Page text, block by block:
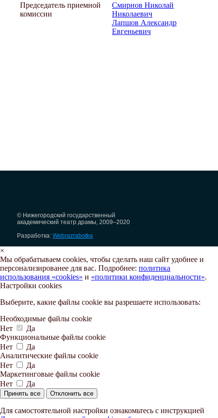
Председатель приемной
комиссии
Смирнов Николай
Николаевич
Лапшов Александр
Евгеньевич
© Нижегородский государственный
академический театр драмы, 2009–2020
Разработка: Webrazrabotka
×
Мы обрабатываем cookies, чтобы сделать наш сайт удобнее и
персонализированее для вас. Подробнее: политика
использования «cookies» и «политики конфиденциальности».
Настройки cookies
Выберите, какие файлы cookie вы разрешаете использовать:
Необходимые файлы cookie
Нет
Да
Функциональные файлы cookie
Нет
Да
Аналитические файлы cookie
Нет
Да
Маркетинговые файлы cookie
Нет
Да
Принять все Отклонить все
Для самостоятельной настройки ознакомьтесь с инструкцией